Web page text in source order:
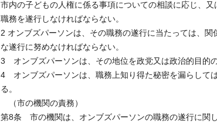
市内の子どもの人権に係る事項についての相談に応じ、
職務を遂行しなければならない。
2 オンブズパーソンは、その職務の遂行に当たっては、
な遂行に努めなければならない。
3 オンブズパーソンは、その地位を政党又は政治的目的
4 オンブズパーソンは、職務上知り得た秘密を漏らして
る。
（市の機関の責務）
第8条 市の機関は、オンブズパーソンの職務の遂行に関